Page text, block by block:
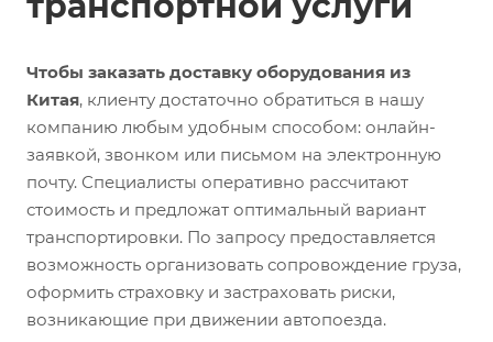
Чтобы заказать доставку оборудования из
Китая, клиенту достаточно обратиться в нашу
компанию любым удобным способом: онлайн-
заявкой, звонком или письмом на электронную
почту. Специалисты оперативно рассчитают
стоимость и предложат оптимальный вариант
транспортировки. По запросу предоставляется
возможность организовать сопровождение груза,
оформить страховку и застраховать риски,
возникающие при движении автопоезда.